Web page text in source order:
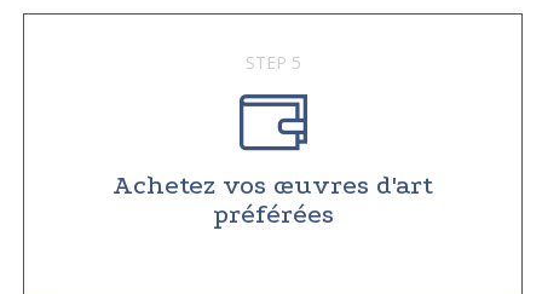
STEP 5
Achetez vos œuvres d'art
préférées